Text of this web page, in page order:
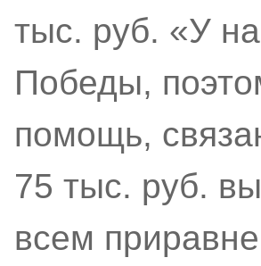
тыс. руб. «У
Победы,
помощь,
75 тыс. руб.
всем